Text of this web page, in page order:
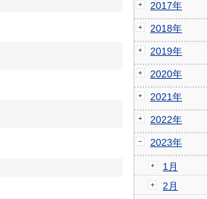
2017年
2018年
2019年
2020年
2021年
2022年
2023年
1月
2月